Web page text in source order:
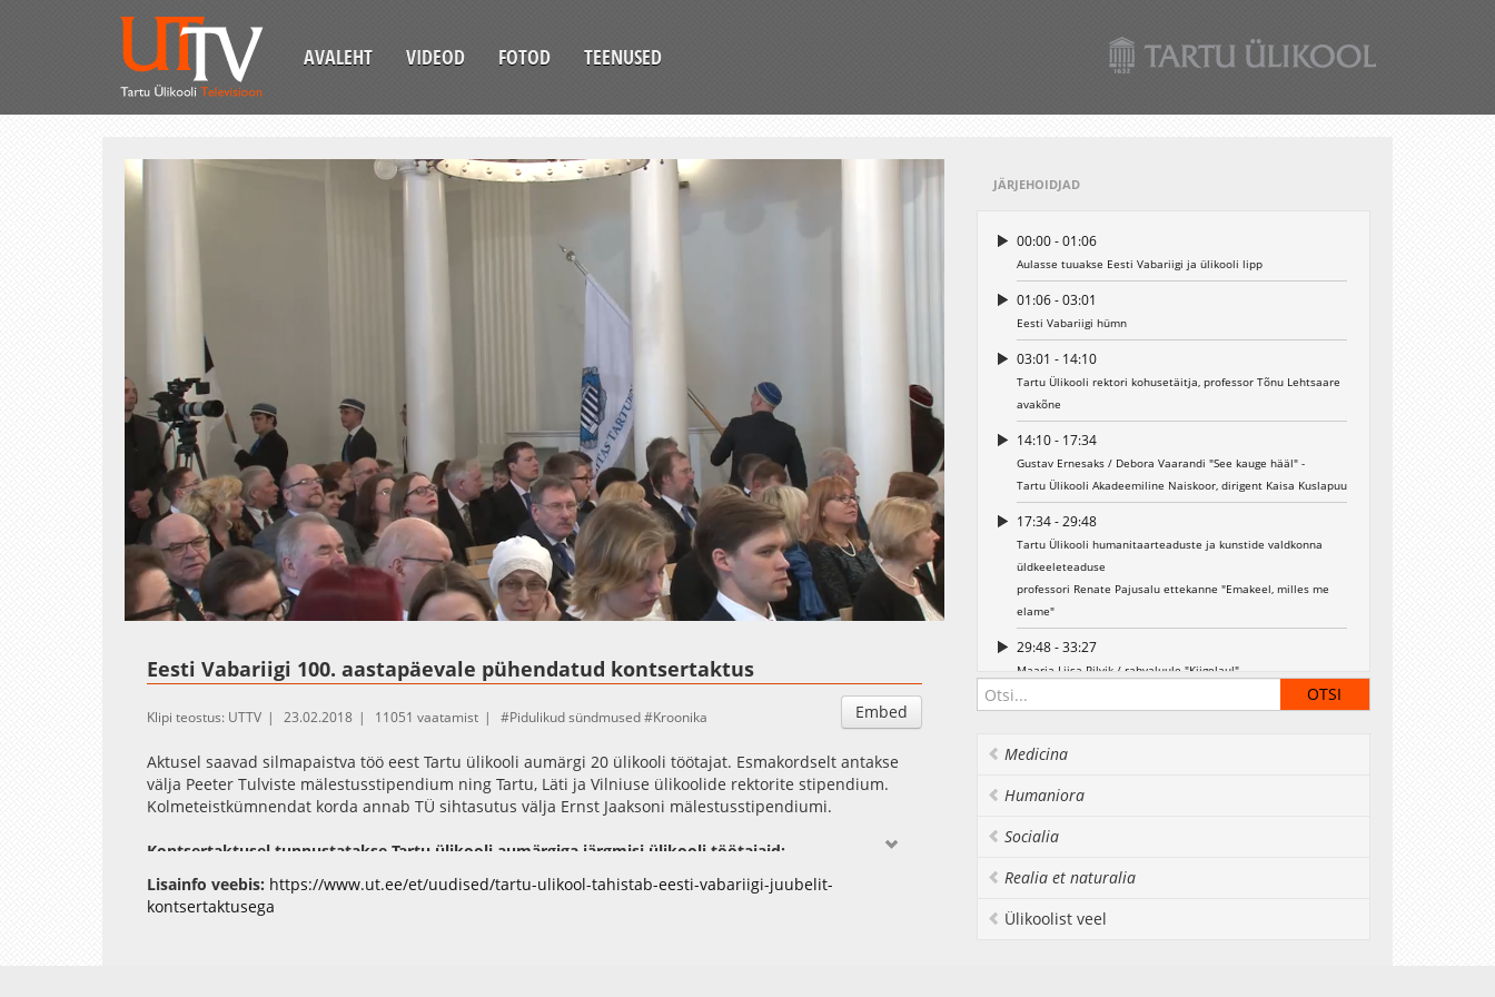
AVALEHT VIDEOD FOTOD TEENUSED
Unmute Loaded:
0.32%
Esituskiirused
Auto
Eesti Vabariigi 100. aastapäevale pühendatud kontsertaktus
Embed
Klipi teostus: UTTV 23.02.2018 11051 vaatamist Pidulikud sündmused Kroonika
Aktusel saavad silmapaistva töö eest Tartu ülikooli aumärgi 20 ülikooli töötajat. Esmakordselt antakse
välja Peeter Tulviste mälestusstipendium ning Tartu, Läti ja Vilniuse ülikoolide rektorite stipendium.
Kolmeteistkümnendat korda annab TÜ sihtasutus välja Ernst Jaaksoni mälestusstipendiumi.
Kontsertaktusel tunnustatakse Tartu ülikooli aumärgiga järgmisi ülikooli töötajaid:
Merili Metsvahi , kultuuriteaduste instituudi eesti ja võrdleva rahvaluule vanemteadur
Sirli Zupping, eesti ja üldkeeleteaduse instituudi eesti keele väljendusõpetuse keskuse juhataja, eesti
Lisainfo veebis: https://www.ut.ee/et/uudised/tartu-ulikool-tahistab-eesti-vabariigi-juubelit-
kontsertaktusega
JÄRJEHOIDJAD
00:00 - 01:06
Aulasse tuuakse Eesti Vabariigi ja ülikooli lipp
01:06 - 03:01
Eesti Vabariigi hümn
03:01 - 14:10
Tartu Ülikooli rektori kohusetäitja, professor Tõnu Lehtsaare
avakõne
14:10 - 17:34
Gustav Ernesaks / Debora Vaarandi "See kauge hääl" -
Tartu Ülikooli Akadeemiline Naiskoor, dirigent Kaisa Kuslapuu
17:34 - 29:48
Tartu Ülikooli humanitaarteaduste ja kunstide valdkonna
üldkeeleteaduse
professori Renate Pajusalu ettekanne "Emakeel, milles me
elame"
29:48 - 33:27
Maarja-Liisa Pilvik / rahvaluule "Kiigelaul" -
Tartu Ülikooli Akadeemiline Naiskoor, dirigent Kaisa Kuslapuu
Stipendiumite üleandmine - Ernst Jaaksoni
Peeter Tulviste mälestusstipendium;
Tartu Ülikooli aumärkide üleandmine
53:32 - 56:23
Medicina
Humaniora
Socialia
Realia et naturalia
Ülikoolist veel